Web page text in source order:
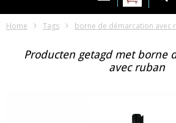
Home Tags borne de démarcation avec
Producten getagd met borne
avec ruban